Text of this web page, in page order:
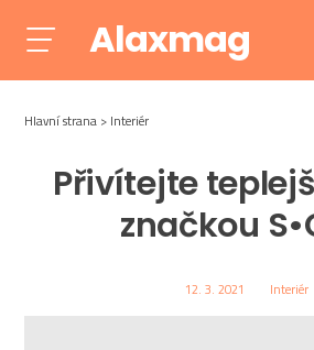
Alaxmag
Hlavní strana Interiér
Přivítejte
značkou
12. 3. 2021 Interiér